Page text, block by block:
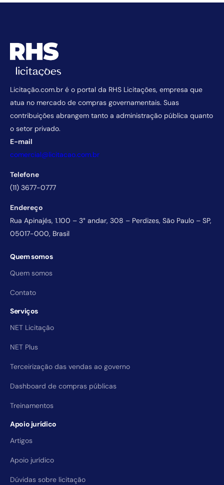
Licitação.com.br é o portal da RHS Licitações, empresa que
atua no mercado de compras governamentais. Suas
contribuições abrangem tanto a administração pública quanto
o setor privado.
E-mail
comercial@licitacao.com.br
Telefone
(11) 3677-0777
Endereço
Rua Apinajés, 1.100 – 3° andar, 308 – Perdizes, São Paulo – SP,
05017-000, Brasil
Quem somos
Quem somos
Contato
Serviços
NET Licitação
NET Plus
Terceirização das vendas ao governo
Dashboard de compras públicas
Treinamentos
Apoio jurídico
Artigos
Apoio jurídico
Dúvidas sobre licitação